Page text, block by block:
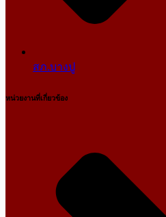
สภ.บางปู
หน่วยงานที่เกี่ยวข้อง